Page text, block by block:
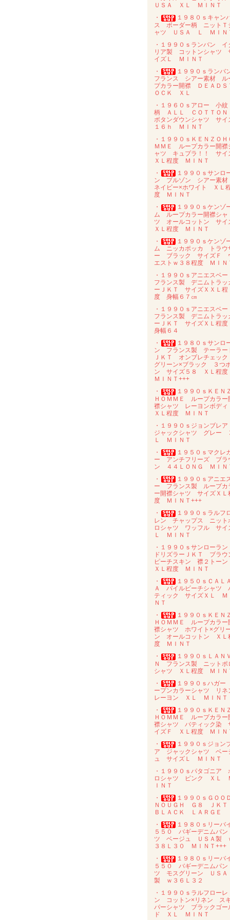
ＵＳＡ ＸＬ ＭＩＮＴ
・
１９８０ｓキャン
ス ボーダー柄 ニットＴ
ャツ ＵＳＡ Ｌ ＭＩＮ
・１９９０ｓランバン イ
リア製 コットンシャツ
イズＬ ＭＩＮＴ
・
１９９０ｓランバ
フランス シアー素材 ル
プカラー開襟 ＤＥＡＤＳ
ＯＣＫ ＸＬ
・１９６０ｓアロー 小紋
柄 ＡＬＬ ＣＯＴＴＯＮ
ボタンダウンシャツ サイ
１６ｈ ＭＩＮＴ
・１９９０ｓＫＥＮＺＯＨ
ＭＭＥ ループカラー開襟
ャツ キュプラ！！ サイ
ＸＬ程度 ＭＩＮＴ
・
１９９０ｓサンロ
ン ブルゾン シアー素材
ネイビー×ホワイト ＸＬ
度 ＭＩＮＴ
・
１９９０ｓケンゾ
ム ループカラー開襟シャ
ツ オールコットン サイ
ＸＬ程度 ＭＩＮＴ
・
１９９０ｓケンゾ
ム ニッカポッカ トラウ
ー ブラック サイズＦ
エストｗ３８程度 ＭＩＮ
・１９９０ｓアニエスベー
フランス製 デニムトラッ
ーＪＫＴ サイズＸＸＬ程
度 身幅６７㎝
・１９９０ｓアニエスベー
フランス製 デニムトラッ
ーＪＫＴ サイズＸＬ程度
身幅６４
・
１９８０ｓサンロ
ン フランス製 テーラー
ＪＫＴ オンブレチェック
グリーン×ブラック ３つ
ン サイズ５８ ＸＬ程度
ＭＩＮＴ+++
・
１９９０ｓＫＥＮ
ＨＯＭＭＥ ループカラー
襟シャツ レーヨンボディ
ＸＬ程度 ＭＩＮＴ
・１９９０ｓジョンブレア
ジャックシャツ グレー
Ｌ ＭＩＮＴ
・
１９５０ｓマクレ
ー アンチフリーズ ブラ
ン ４４ＬＯＮＧ ＭＩＮ
・
１９９０ｓアニエ
ー フランス製 ループカ
ー開襟シャツ サイズＸＬ
度 ＭＩＮＴ+++
・
１９９０ｓラルフ
レン チャップス ニット
ロシャツ ワッフル サイ
Ｌ ＭＩＮＴ
・１９９０ｓサンローラン
ドリズラーＪＫＴ ブラウ
ピーチスキン 襟２トーン
ＸＬ程度 ＭＩＮＴ
・
１９５０ｓＣＡＬ
Ａ パイルビーチシャツ
ティック サイズＸＬ Ｍ
ＮＴ
・
１９９０ｓＫＥＮ
ＨＯＭＭＥ ループカラー
襟シャツ ホワイト×グリ
ン オールコットン ＸＬ
度 ＭＩＮＴ
・
１９９０ｓＬＡＮ
Ｎ フランス製 ニットポ
シャツ ＸＬ程度 ＭＩＮ
・
１９９０ｓハガ
ープンカラーシャツ リネ
レーヨン ＸＬ ＭＩＮＴ
・
１９９０ｓＫＥＮ
ＨＯＭＭＥ ループカラー
襟シャツ バティック染
イズＦ ＸＬ程度 ＭＩＮ
・
１９９０ｓジョン
ア ジャックシャツ ベー
ュ サイズＬ ＭＩＮＴ
・１９９０ｓパタゴニア
ロシャツ ピンク ＸＬ
ＩＮＴ
・
１９９０ｓＧＯＯ
ＮＯＵＧＨ Ｇ８ ＪＫＴ
ＢＬＡＣＫ ＬＡＲＧＥ
・
１９８０ｓリーバ
５５０ バギーデニムパン
ツ ベージュ ＵＳＡ製
３８Ｌ３０ ＭＩＮＴ+++
・
１９８０ｓリーバ
５５０ バギーデニムパン
ツ モスグリーン ＵＳＡ
製 ｗ３６Ｌ３２
・１９９０ｓラルフローレ
ン コットン×リネン ス
パーシャツ ブラックゴー
ド ＸＬ ＭＩＮＴ